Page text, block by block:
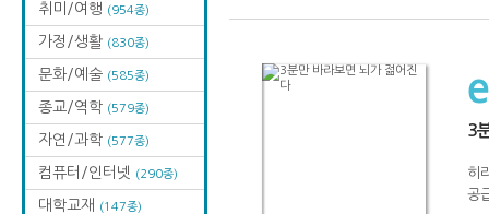
취미/여행 (954종)
가정/생활 (830종)
문화/예술 (585종)
종교/역학 (579종)
자연/과학 (577종)
컴퓨터/인터넷 (290종)
대학교재 (147종)
3
히
공